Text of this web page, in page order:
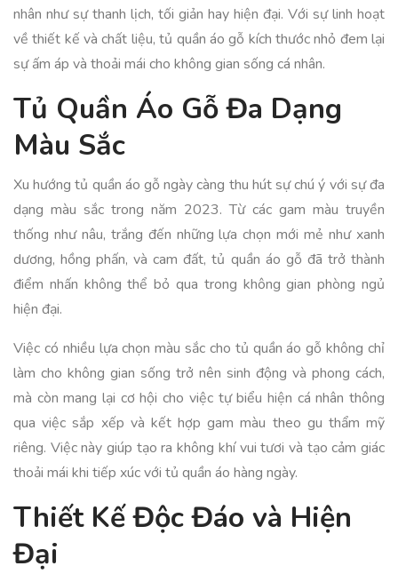
nhân như sự thanh lịch, tối giản hay hiện đại. Với sự linh hoạt
về thiết kế và chất liệu, tủ quần áo gỗ kích thước nhỏ đem lại
sự ấm áp và thoải mái cho không gian sống cá nhân.
Tủ Quần Áo Gỗ Đa Dạng
Màu Sắc
Xu hướng tủ quần áo gỗ ngày càng thu hút sự chú ý với sự đa
dạng màu sắc trong năm 2023. Từ các gam màu truyền
thống như nâu, trắng đến những lựa chọn mới mẻ như xanh
dương, hồng phấn, và cam đất, tủ quần áo gỗ đã trở thành
điểm nhấn không thể bỏ qua trong không gian phòng ngủ
hiện đại.
Việc có nhiều lựa chọn màu sắc cho tủ quần áo gỗ không chỉ
làm cho không gian sống trở nên sinh động và phong cách,
mà còn mang lại cơ hội cho việc tự biểu hiện cá nhân thông
qua việc sắp xếp và kết hợp gam màu theo gu thẩm mỹ
riêng. Việc này giúp tạo ra không khí vui tươi và tạo cảm giác
thoải mái khi tiếp xúc với tủ quần áo hàng ngày.
Thiết Kế Độc Đáo và Hiện
Đại